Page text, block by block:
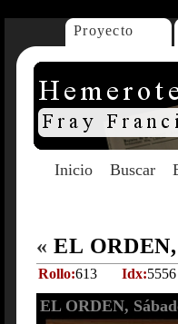
Proyecto
Inicio Buscar
« EL
Rollo:613 Idx:5556
EL ORDEN,